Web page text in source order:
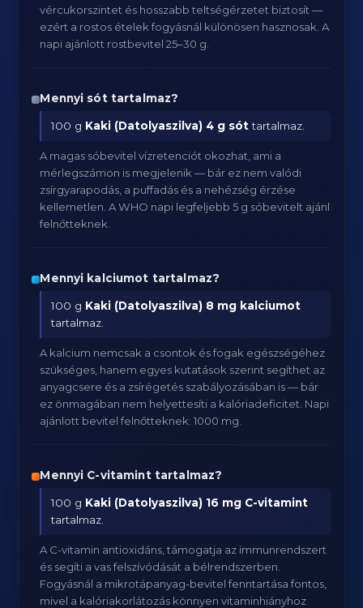
vércukorszintet és hosszabb teltségérzetet biztosít —
ezért a rostos ételek fogyásnál különösen hasznosak. A
napi ajánlott rostbevitel 25–30 g.
Mennyi sót tartalmaz?
100 g Kaki (Datolyaszilva) 4 g sóttartalmaz.
A magas sóbevitel vízretenciót okozhat, ami a
mérlegszámon is megjelenik — bár ez nem valódi
zsírgyarapodás, a puffadás és a nehézség érzése
kellemetlen. A WHO napi legfeljebb 5 g sóbevitelt ajánl
felnőtteknek.
Mennyi kalciumot tartalmaz?
100 g Kaki (Datolyaszilva) 8 mg kalciumot
tartalmaz.
A kalcium nemcsak a csontok és fogak egészségéhez
szükséges, hanem egyes kutatások szerint segíthet az
anyagcsere és a zsírégetés szabályozásában is — bár
ez önmagában nem helyettesíti a kalóriadeficitet. Napi
ajánlott bevitel felnőtteknek: 1000 mg.
Mennyi C-vitamint tartalmaz?
100 g Kaki (Datolyaszilva) 16 mg C-vitamint
tartalmaz.
A C-vitamin antioxidáns, támogatja az immunrendszert
és segíti a vas felszívódását a bélrendszerben.
Fogyásnál a mikrotápanyag-bevitel fenntartása fontos,
mivel a kalóriakorlátozás könnyen vitaminhiányhoz